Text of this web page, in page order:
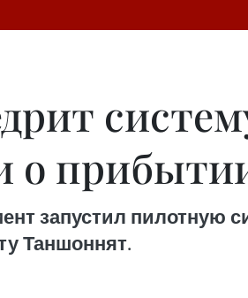
запустил пилотную
Таншоннят.